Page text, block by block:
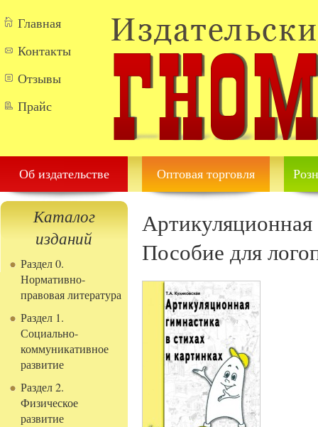
Главная
Контакты
Отзывы
Прайс
Об издательстве Оптовая торговля
Каталог
изданий
Раздел 0.
Нормативно-
правовая литература
Раздел 1.
Социально-
коммуникативное
развитие
Раздел 2.
Физическое
развитие
Артикуляционная
Пособие для